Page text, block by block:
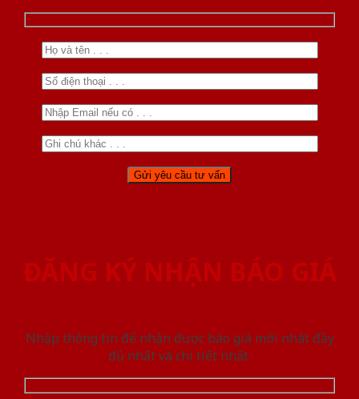
ĐĂNG KÝ NHẬN BÁO GIÁ
Nhập thông tin để nhận được báo giá mới nhât đầy
đủ nhất và chi tiết nhất.